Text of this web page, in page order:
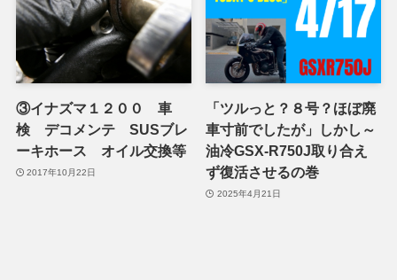
③イナズマ１２００ 車
検 デコメンテ SUSブレ
ーキホース オイル交換等
2017年10月22日
「ツルっと？８号？ほぼ廃
車寸前でしたが」しかし～
油冷GSX-R750J取り合え
ず復活させるの巻
2025年4月21日